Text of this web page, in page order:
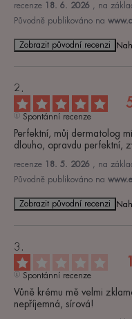
recenze 18. 6. 2026 , na
Původně publikováno na
Zobrazit původní recenzi
Spontánní recenze
Perfektní, můj dermatolog
dlouho, opravdu perfektní,
recenze 18. 5. 2026 , na
Původně publikováno na
Zobrazit původní recenzi
1
Spontánní recenze
Vůně krému mě velmi
nepříjemná, sírová!